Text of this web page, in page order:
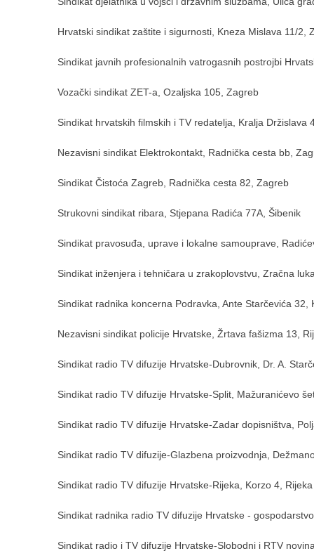
Hrvatski sindikat zaštite i sigurnosti, Kneza Mislava 11/2,
Sindikat javnih profesionalnih vatrogasnih postrojbi
Vozački sindikat ZET-a, Ozaljska 105, Zagreb
Sindikat hrvatskih filmskih i TV redatelja, Kralja Držislava
Nezavisni sindikat Elektrokontakt, Radnička cesta bb,
Sindikat Čistoća Zagreb, Radnička cesta 82, Zagreb
Strukovni sindikat ribara, Stjepana Radića 77A, Šibenik
Sindikat pravosuđa, uprave i lokalne samouprave,
Sindikat inženjera i tehničara u zrakoplovstvu, Zračna
Sindikat radnika koncerna Podravka, Ante Starčevića 32,
Nezavisni sindikat policije Hrvatske, Žrtava fašizma 13,
Sindikat radio TV difuzije Hrvatske-Dubrovnik, Dr. A.
Sindikat radio TV difuzije Hrvatske-Split, Mažuranićevo
Sindikat radio TV difuzije Hrvatske-Zadar dopisništva,
Sindikat radio TV difuzije-Glazbena proizvodnja,
Sindikat radio TV difuzije Hrvatske-Rijeka, Korzo 4, Rijeka
Sindikat radnika radio TV difuzije Hrvatske -
Sindikat radio i TV difuzije Hrvatske-Slobodni i RTV